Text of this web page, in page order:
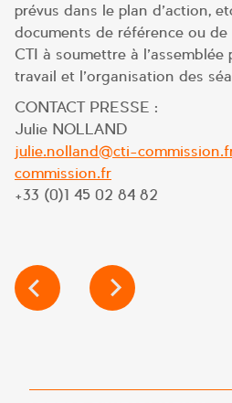
prévus dans le plan d’action,
documents de référence ou
CTI à soumettre à
travail et l’organisation des
CONTACT PRESSE :
Julie NOLLAND
julie.nolland@cti-
commission.fr
+33 (0)1 45 02 84 82
NAVIGATION
DE